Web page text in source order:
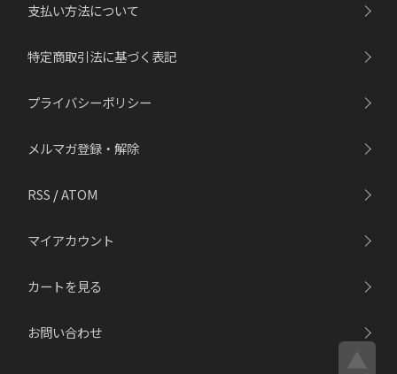
▲
支払い方法について
特定商取引法に基づく表記
プライバシーポリシー
メルマガ登録・解除
RSS /ATOM
マイアカウント
カートを見る
お問い合わせ